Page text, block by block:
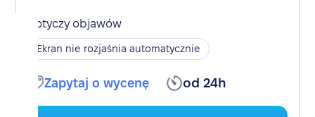
Dotyczy objawów
Ekran nie rozjaśnia automatycznie
Zapytaj o wycenę od 24h